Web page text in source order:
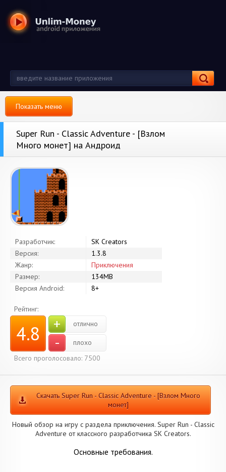
Показать меню
Super Run - Classic Adventure - [Взлом
Много монет] на Андроид
Разработчик:
SK Creators
Версия:
1.3.8
Жанр:
Приключения
Размер:
134MB
Версия Android:
8+
Рейтинг:
4.8 + отлично
-
плохо
Всего проголосовало: 7500
Скачать Super Run - Classic Adventure - [Взлом Много
монет]
Новый обзор на игру с раздела приключения. Super Run - Classic
Adventure от классного разработчика SK Creators.
Основные требования.